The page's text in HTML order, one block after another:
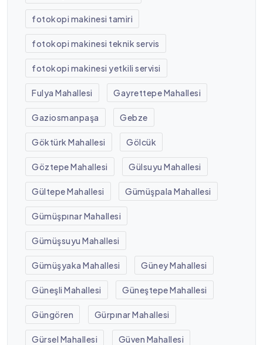
fotokopi makinesi tamiri
fotokopi makinesi teknik servis
fotokopi makinesi yetkili servisi
Fulya Mahallesi Gayrettepe Mahallesi
Gaziosmanpaşa Gebze
Göktürk Mahallesi Gölcük
Göztepe Mahallesi Gülsuyu Mahallesi
Gültepe Mahallesi Gümüşpala Mahallesi
Gümüşpınar Mahallesi
Gümüşsuyu Mahallesi
Gümüşyaka Mahallesi Güney Mahallesi
Güneşli Mahallesi Güneştepe Mahallesi
Güngören Gürpınar Mahallesi
Gürsel Mahallesi Güven Mahallesi